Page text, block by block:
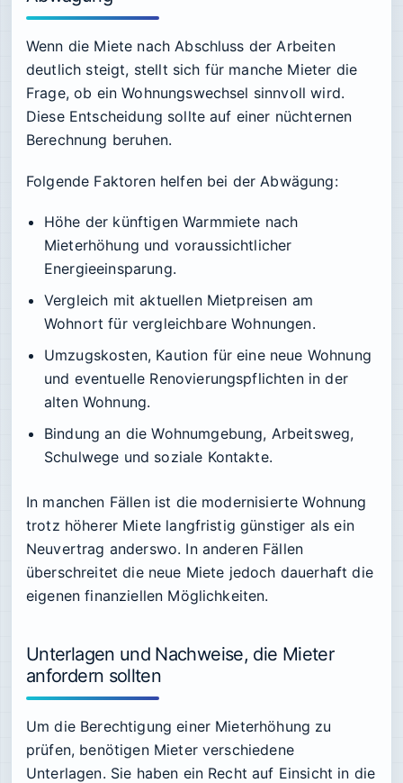
Wenn die Miete nach Abschluss der Arbeiten
deutlich steigt, stellt sich für manche Mieter die
Frage, ob ein Wohnungswechsel sinnvoll wird.
Diese Entscheidung sollte auf einer nüchternen
Berechnung beruhen.
Folgende Faktoren helfen bei der Abwägung:
Höhe der künftigen Warmmiete nach
Mieterhöhung und voraussichtlicher
Energieeinsparung.
Vergleich mit aktuellen Mietpreisen am
Wohnort für vergleichbare Wohnungen.
Umzugskosten, Kaution für eine neue Wohnung
und eventuelle Renovierungspflichten in der
alten Wohnung.
Bindung an die Wohnumgebung, Arbeitsweg,
Schulwege und soziale Kontakte.
In manchen Fällen ist die modernisierte Wohnung
trotz höherer Miete langfristig günstiger als ein
Neuvertrag anderswo. In anderen Fällen
überschreitet die neue Miete jedoch dauerhaft die
eigenen finanziellen Möglichkeiten.
Unterlagen und Nachweise, die Mieter
anfordern sollten
Um die Berechtigung einer Mieterhöhung zu
prüfen, benötigen Mieter verschiedene
Unterlagen. Sie haben ein Recht auf Einsicht in die